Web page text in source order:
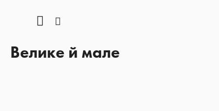
YOUTUBE
Велике й мале